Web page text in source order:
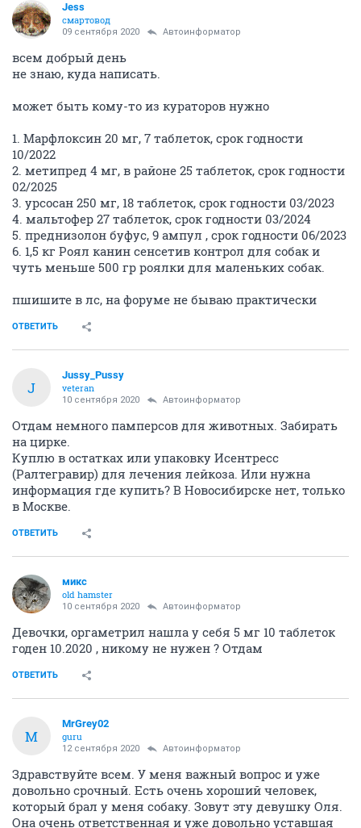
Jess
смартовод
09 сентября 2020 Автоинформатор
всем добрый день
не знаю, куда написать.
может быть кому-то из кураторов нужно
1. Марфлоксин 20 мг, 7 таблеток, срок годности
10/2022
2. метипред 4 мг, в районе 25 таблеток, срок годности
02/2025
3. урсосан 250 мг, 18 таблеток, срок годности 03/2023
4. мальтофер 27 таблеток, срок годности 03/2024
5. преднизолон буфус, 9 ампул , срок годности 06/2023
6. 1,5 кг Роял канин сенсетив контрол для собак и
чуть меньше 500 гр роялки для маленьких собак.
пшишите в лс, на форуме не бываю практически
ОТВЕТИТЬ
J
Jussy_Pussy
veteran
10 сентября 2020 Автоинформатор
Отдам немного памперсов для животных. Забирать
на цирке.
Куплю в остатках или упаковку Исентресс
(Ралтегравир) для лечения лейкоза. Или нужна
информация где купить? В Новосибирске нет, только
в Москве.
ОТВЕТИТЬ
микс
old hamster
10 сентября 2020 Автоинформатор
Девочки, оргаметрил нашла у себя 5 мг 10 таблеток
годен 10.2020 , никому не нужен ? Отдам
ОТВЕТИТЬ
M
MrGrey02
guru
12 сентября 2020 Автоинформатор
Здравствуйте всем. У меня важный вопрос и уже
довольно срочный. Есть очень хороший человек,
который брал у меня собаку. Зовут эту девушку Оля.
Она очень ответственная и уже довольно уставшая